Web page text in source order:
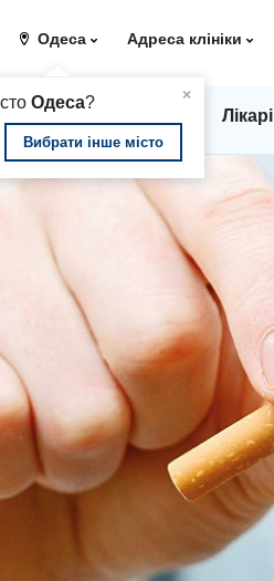
Одеса
×
Одеса?
Вибрати інше місто
Адреса клініки
Стаціонар Лікарі